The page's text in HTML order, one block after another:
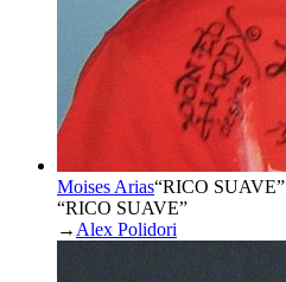
Moises Arias“RICO SUAVE”
“RICO SUAVE”
→ Alex Polidori